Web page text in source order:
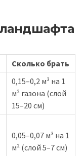
Сколько брать
0,15–0,2 м³ на 1
м² газона (слой
15–20 см)
0,05–0,07 м³ на 1
м² (слой 5–7 см)